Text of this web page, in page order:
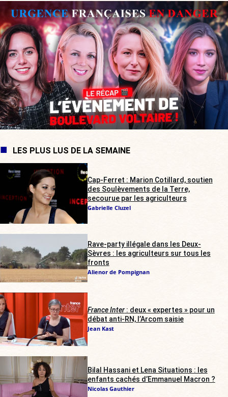
LES PLUS LUS DE LA SEMAINE
Cap-Ferret : Marion Cotillard, soutien
des Soulèvements de la Terre,
secourue par les agriculteurs
Gabrielle Cluzel
Rave-party illégale dans les Deux-
Sèvres : les agriculteurs sur tous les
fronts
Alienor de Pompignan
France Inter: deux « expertes » pour un
débat anti-RN, l’Arcom saisie
Jean Kast
Bilal Hassani et Lena Situations : les
enfants cachés d’Emmanuel Macron ?
Nicolas Gauthier